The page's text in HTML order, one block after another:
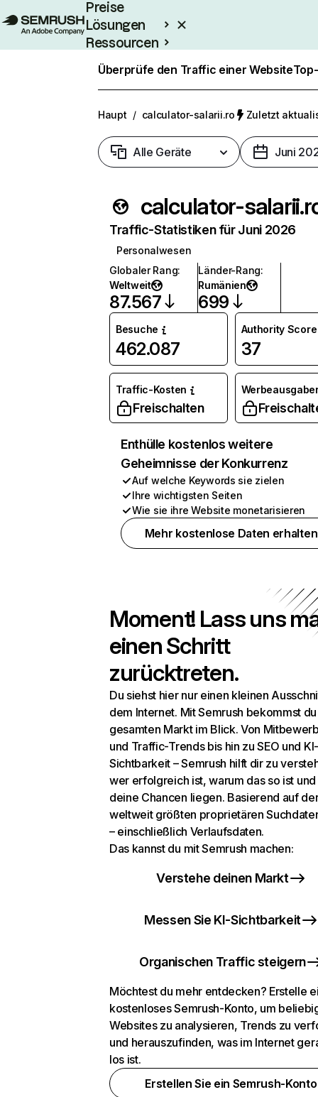
Preise
Lösungen
Ressourcen
Enterprise
Überprüfe den Traffic einer Website
Haupt / calculator-salarii.ro Zuletzt
Alle Geräte Juni
calculator-
Traffic-Statistiken für Juni 2026
Personalwesen
Globaler Rang:
Weltweit
87.567
Länder-Rang:
Rumänien
699
Besuche
462.087
Authority Score
37
Traffic-Kosten
Freischalten
Enthülle kostenlos weitere
Geheimnisse der Konkurrenz
Auf welche Keywords sie zielen
Ihre wichtigsten Seiten
Wie sie ihre Website monetarisieren
Mehr kostenlose Daten erhalten
Moment! Lass uns
einen Schritt
zurücktreten.
Du siehst hier nur einen kleinen
dem Internet. Mit Semrush bekommst
gesamten Markt im Blick. Von
und Traffic-Trends bis hin zu SEO und KI-
Sichtbarkeit – Semrush hilft dir zu
wer erfolgreich ist, warum das so ist
deine Chancen liegen. Basierend auf
weltweit größten proprietären
– einschließlich Verlaufsdaten.
Das kannst du mit Semrush machen:
Verstehe deinen Markt
Messen Sie KI-Sichtbarkeit
Organischen Traffic steigern
Möchtest du mehr entdecken? Erstelle
kostenloses Semrush-Konto, um
Websites zu analysieren, Trends zu
und herauszufinden, was im Internet
los ist.
Erstellen Sie ein Semrush-Konto